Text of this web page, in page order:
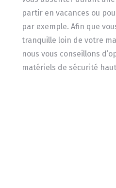
partir en vacances ou
par exemple. Afin que
tranquille loin de votre
nous vous conseillons
matériels de sécurité